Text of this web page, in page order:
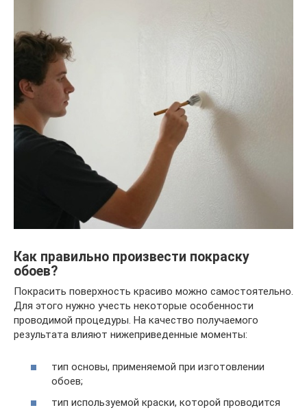
Как правильно произвести покраску
обоев?
Покрасить поверхность красиво можно самостоятельно.
Для этого нужно учесть некоторые особенности
проводимой процедуры. На качество получаемого
результата влияют нижеприведенные моменты:
тип основы, применяемой при изготовлении
обоев;
тип используемой краски, которой проводится